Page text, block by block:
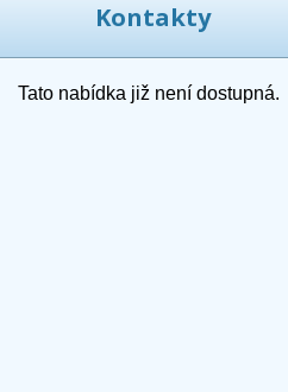
Kontakty
Tato nabídka již není dostupná.